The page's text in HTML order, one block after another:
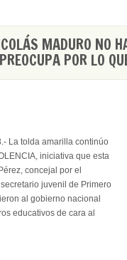
MADURO NO
POR LO
La tolda amarilla continúo
iniciativa que esta
concejal por el
juvenil de Primero
al gobierno nacional
educativos de cara al